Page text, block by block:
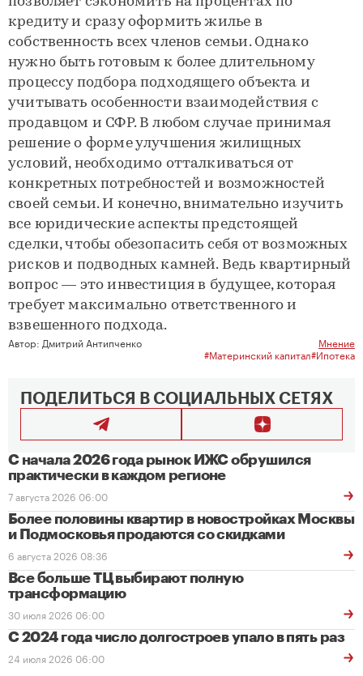
кредиту и сразу оформить жилье в
собственность всех членов семьи. Однако
нужно быть готовым к более длительному
процессу подбора подходящего объекта и
учитывать особенности взаимодействия с
продавцом и СФР. В любом случае принимая
решение о форме улучшения жилищных
условий, необходимо отталкиваться от
конкретных потребностей и возможностей
своей семьи. И конечно, внимательно изучить
все юридические аспекты предстоящей
сделки, чтобы обезопасить себя от возможных
рисков и подводных камней. Ведь квартирный
вопрос — это инвестиция в будущее, которая
требует максимально ответственного и
взвешенного подхода.
Автор: Дмитрий Антипченко Мнение
#Материнский капитал#Ипотека
ПОДЕЛИТЬСЯ В СОЦИАЛЬНЫХ СЕТЯХ
С начала 2026 года рынок ИЖС обрушился
практически в каждом регионе
7 августа 2026 06:00
Более половины квартир в новостройках Москвы
и Подмосковья продаются со скидками
6 августа 2026 08:36
Все больше ТЦ выбирают полную
трансформацию
30 июля 2026 06:00
С 2024 года число долгостроев упало в пять раз
24 июля 2026 06:00